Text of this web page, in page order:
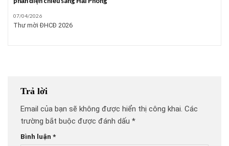
07/04/2026
Thư mời ĐHCĐ 2026
Trả lời
Email của bạn sẽ không được hiển thị công khai. Các
trường bắt buộc được đánh dấu *
Bình luận *